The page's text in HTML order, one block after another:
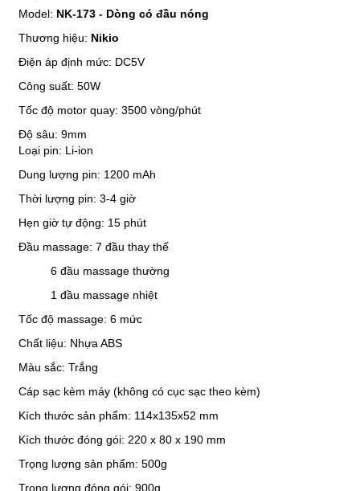
Model: NK-173 - Dòng có đầu nóng
Thương hiệu: Nikio
Điện áp định mức: DC5V
Công suất: 50W
Tốc độ motor quay: 3500 vòng/phút
Độ sâu: 9mm
Loại pin: Li-ion
Dung lượng pin: 1200 mAh
Thời lượng pin: 3-4 giờ
Hẹn giờ tự động: 15 phút
Đầu massage: 7 đầu thay thế
6 đầu massage thường
1 đầu massage nhiệt
Tốc độ massage: 6 mức
Chất liệu: Nhựa ABS
Màu sắc: Trắng
Cáp sạc kèm máy (không có cục sạc theo kèm)
Kích thước sản phẩm: 114x135x52 mm
Kích thước đóng gói: 220 x 80 x 190 mm
Trọng lượng sản phẩm: 500g
Trọng lượng đóng gói: 900g